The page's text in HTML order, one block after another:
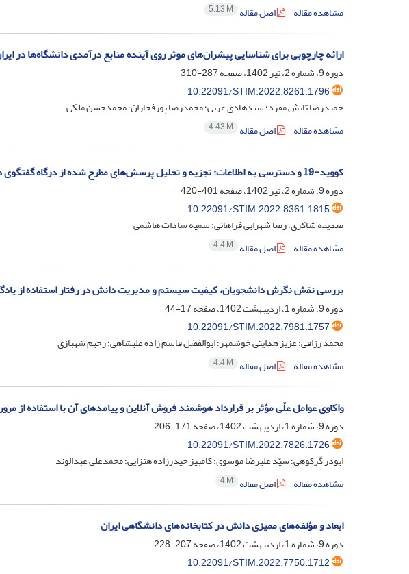
مشاهده مقاله
اصل مقاله 5.13 M
ارائه چارچوبی برای شناسایی پیشران‌های موثر روی آینده منابع درآمدی دانشگاه‌ها در
دوره 9، شماره 2، تیر 1402، صفحه
287-310
10.22091/STIM.2022.8261.1796
حمیدرضا تابش مفرد؛ سیدهادی عربی؛ محمدرضا پورفخاران؛ محمدحسن ملکی
مشاهده مقاله
اصل مقاله 4.43 M
کووید-19 و دسترسی به اطلاعات: تجزیه و تحلیل پرسش‌های مطرح شده از درگاه گفتگوی همزمان مرجع مجازی سازمان اسناد و کتابخانه ملی ایران
دوره 9، شماره 2، تیر 1402، صفحه
401-420
10.22091/STIM.2022.8361.1815
صدیقه شاکری؛ رضا شهرابی فراهانی؛ سمیه سادات هاشمی
مشاهده مقاله
اصل مقاله 4.4 M
بررسی نقش نگرش دانشجویان، کیفیت سیستم و مدیریت دانش در رفتار استفاده از
دوره 9، شماره 1، اردیبهشت 1402، صفحه
17-44
10.22091/STIM.2022.7981.1757
محمد رزاقی؛ عزیز هدایتی خوشمهر؛ ابوالفضل قاسم زاده علیشاهی؛ رحیم شهبازی
مشاهده مقاله
اصل مقاله 4.4 M
واکاوی عوامل علّی مؤثر بر قرارداد هوشمند فروش آنلاین و پیامدهای آن با استفاده از
دوره 9، شماره 1، اردیبهشت 1402، صفحه
171-206
10.22091/STIM.2022.7826.1726
ابوذر گرکوهی؛ سیّد علیرضا موسوی؛ کامبیز حیدرزاده هنزایی؛ محمدعلی عبدالوند
مشاهده مقاله
اصل مقاله 4 M
ابعاد و مؤلفه‌های ممیزی دانش در کتابخانه‌های دانشگاهی ایران
دوره 9، شماره 1، اردیبهشت 1402، صفحه
207-228
10.22091/STIM.2022.7750.1712